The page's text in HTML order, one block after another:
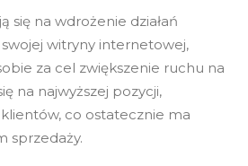
się na wdrożenie działań
witryny internetowej,
za cel zwiększenie ruchu na
na najwyższej pozycji,
co ostatecznie ma
sprzedaży.